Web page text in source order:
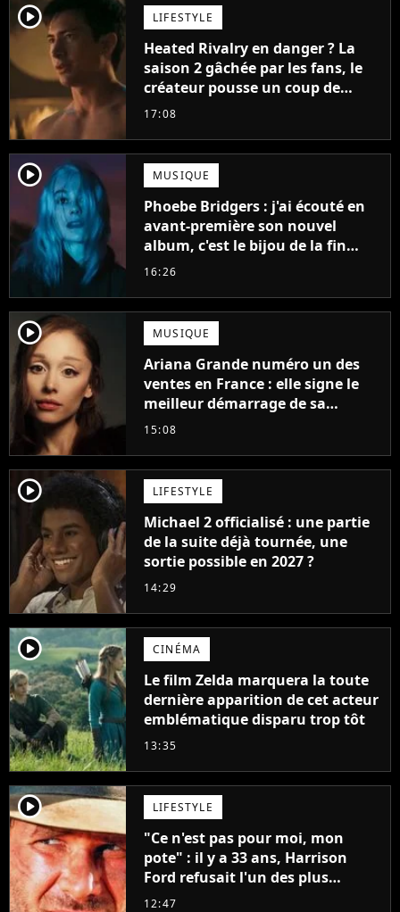
player2 LIFESTYLE
Heated Rivalry en danger ? La
saison 2 gâchée par les fans, le
créateur pousse un coup de
gueule
17:08
player2 MUSIQUE
Phoebe Bridgers : j'ai écouté en
avant-première son nouvel
album, c'est le bijou de la fin
d'été
16:26
player2 MUSIQUE
Ariana Grande numéro un des
ventes en France : elle signe le
meilleur démarrage de sa
carrière avec son album Petal
15:08
player2 LIFESTYLE
Michael 2 officialisé : une partie
de la suite déjà tournée, une
sortie possible en 2027 ?
14:29
player2 CINÉMA
Le film Zelda marquera la toute
dernière apparition de cet acteur
emblématique disparu trop tôt
13:35
player2 LIFESTYLE
"Ce n'est pas pour moi, mon
pote" : il y a 33 ans, Harrison
Ford refusait l'un des plus
grands succès de tous les temps
12:47